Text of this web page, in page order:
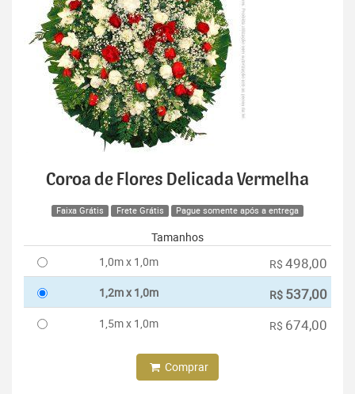
Coroa de Flores Delicada Vermelha
Faixa Grátis Frete Grátis Pague somente após a entrega
Tamanhos
1,0m x 1,0m
R$ 498,00
1,2m x 1,0m R$ 537,00
1,5m x 1,0m R$ 674,00
Comprar